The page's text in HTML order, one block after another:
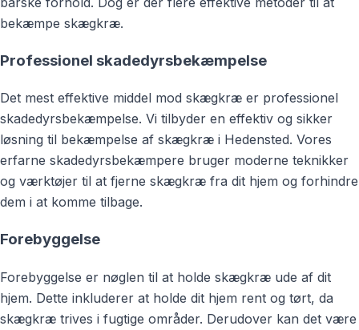
bekæmpe skægkræ.
Professionel skadedyrsbekæmpelse
Det mest effektive middel mod skægkræ er professionel
skadedyrsbekæmpelse. Vi tilbyder en effektiv og sikker
løsning til bekæmpelse af skægkræ i Hedensted. Vores
erfarne skadedyrsbekæmpere bruger moderne teknikker
og værktøjer til at fjerne skægkræ fra dit hjem og forhindre
dem i at komme tilbage.
Forebyggelse
Forebyggelse er nøglen til at holde skægkræ ude af dit
hjem. Dette inkluderer at holde dit hjem rent og tørt, da
skægkræ trives i fugtige områder. Derudover kan det være